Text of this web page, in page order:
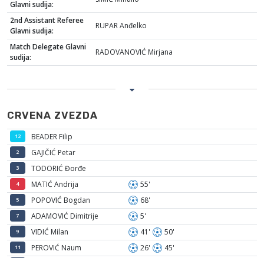
Glavni sudija:
2nd Assistant Referee
Glavni sudija:
RUPAR Anđelko
Match Delegate Glavni
sudija:
RADOVANOVIĆ Mirjana
CRVENA ZVEZDA
12 BEADER Filip
2 GAJIČIĆ Petar
3 TODORIĆ Đorđe
4 MATIĆ Andrija 55'
5 POPOVIĆ Bogdan 68'
7 ADAMOVIĆ Dimitrije 5'
9 VIDIĆ Milan 41' 50'
11 PEROVIĆ Naum 26' 45'